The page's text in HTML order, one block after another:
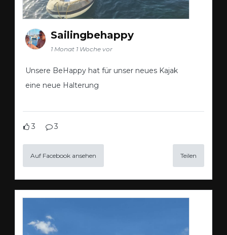
Sailingbehappy
1 Monat 1 Woche vor
Unsere BeHappy hat für unser neues Kajak
eine neue Halterung
3 3
Auf Facebook ansehen Teilen